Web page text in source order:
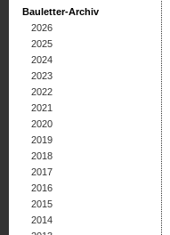
Bauletter-Archiv
2026
2025
2024
2023
2022
2021
2020
2019
2018
2017
2016
2015
2014